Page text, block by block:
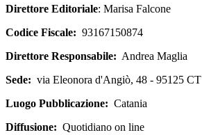
Direttore Editoriale: Marisa Falcone
Codice Fiscale: 93167150874
Direttore Responsabile: Andrea Maglia
Sede: via Eleonora d'Angiò, 48 - 95125 CT
Luogo Pubblicazione: Catania
Diffusione: Quotidiano on line